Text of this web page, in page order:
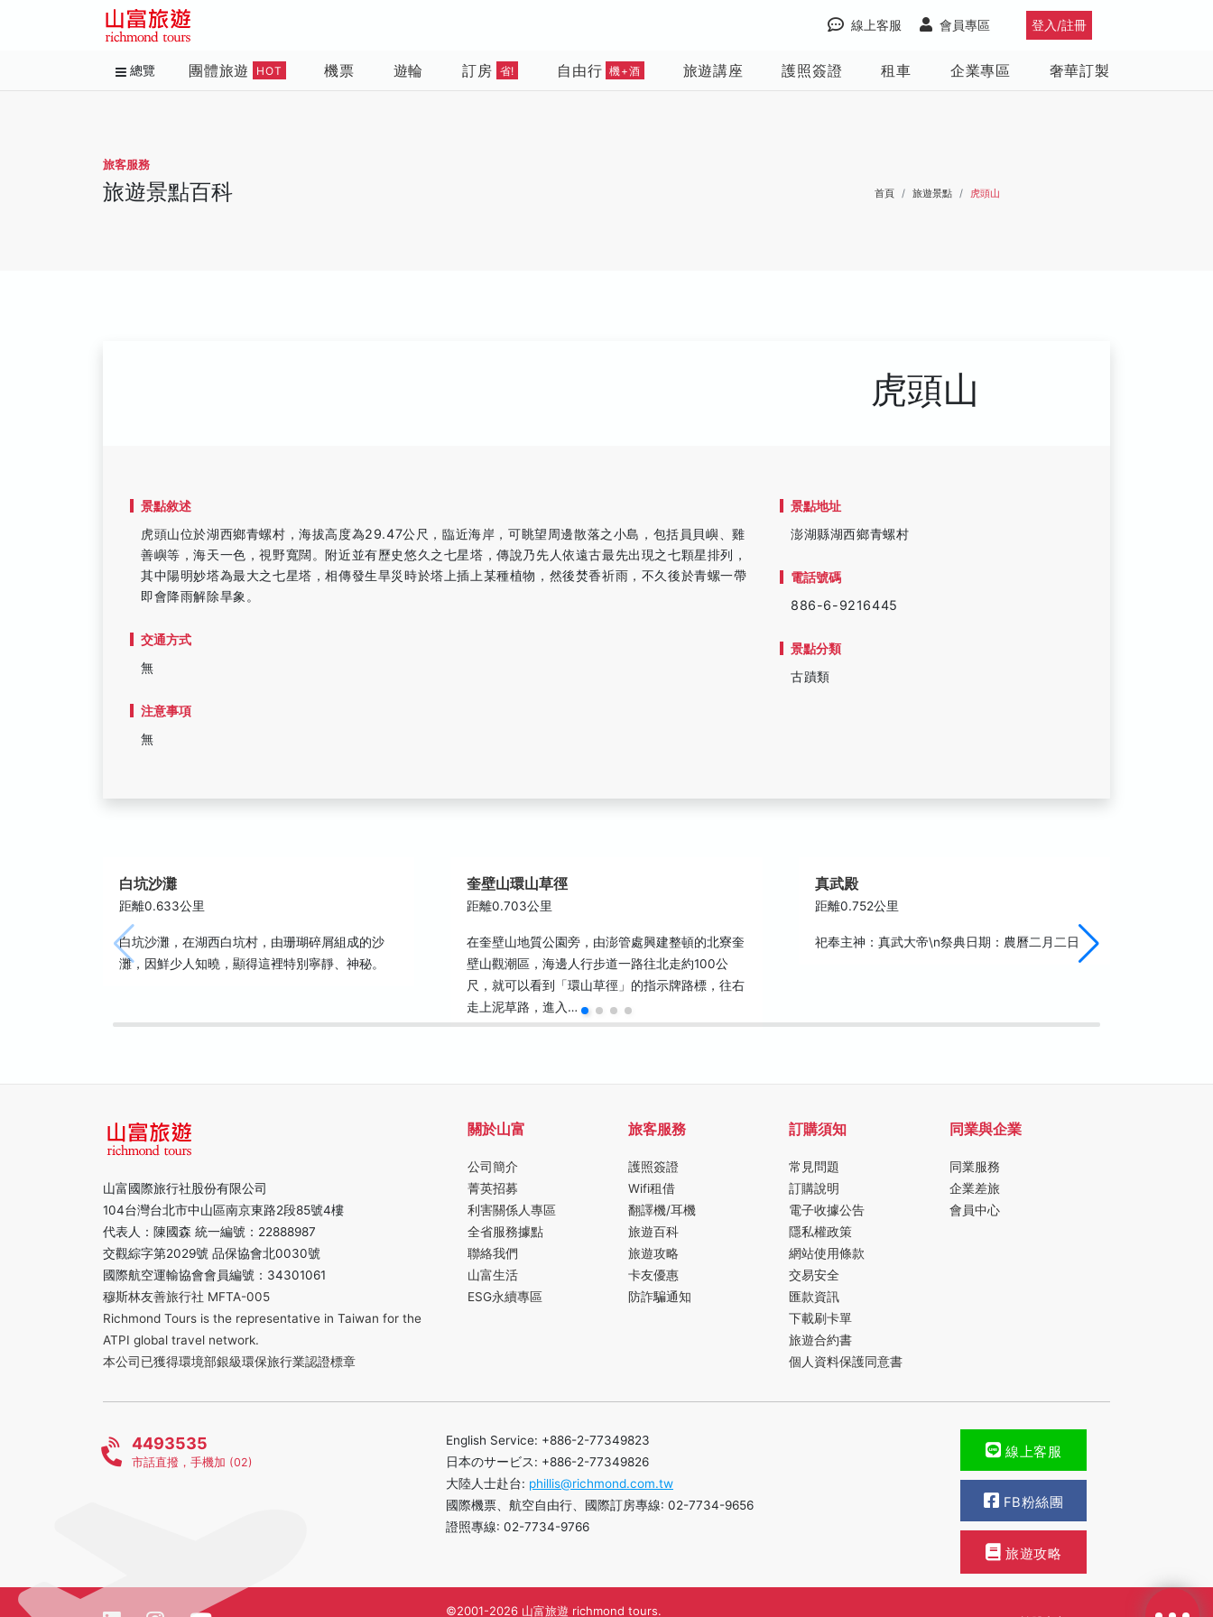
登入/註冊
會員專區
線上客服
總覽 團體旅遊 HOT 機票 遊輪 訂房 省! 自由行 機+酒 旅遊講座 護照簽證 租車 企業專區 奢華訂製
旅客服務
旅遊景點百科 首頁 旅遊景點 虎頭山
虎頭山
景點敘述
虎頭山位於湖西鄉青螺村，海拔高度為29.47公尺，臨近海岸，可眺望周邊散落之小島，包括員貝嶼、雞
善嶼等，海天一色，視野寬闊。附近並有歷史悠久之七星塔，傳說乃先人依遠古最先出現之七顆星排列，
其中陽明妙塔為最大之七星塔，相傳發生旱災時於塔上插上某種植物，然後焚香祈雨，不久後於青螺一帶
即會降雨解除旱象。
交通方式
無
注意事項
無
景點地址
澎湖縣湖西鄉青螺村
電話號碼
886-6-9216445
景點分類
古蹟類
白坑沙灘
距離0.633公里
白坑沙灘，在湖西白坑村，由珊瑚碎屑組成的沙
灘，因鮮少人知曉，顯得這裡特別寧靜、神秘。
奎壁山環山草徑
距離0.703公里
在奎壁山地質公園旁，由澎管處興建整頓的北寮奎
壁山觀潮區，海邊人行步道一路往北走約100公
尺，就可以看到「環山草徑」的指示牌路標，往右
走上泥草路，進入…
真武殿
距離0.752公里
祀奉主神：真武大帝\n祭典日期：農曆二月二日
山富國際旅行社股份有限公司
104台灣台北市中山區南京東路2段85號4樓
代表人：陳國森 統一編號：22888987
交觀綜字第2029號 品保協會北0030號
國際航空運輸協會會員編號：34301061
穆斯林友善旅行社 MFTA-005
Richmond Tours is the representative in Taiwan for the
ATPI global travel network.
本公司已獲得環境部銀級環保旅行業認證標章
關於山富
公司簡介
菁英招募
利害關係人專區
全省服務據點
聯絡我們
山富生活
ESG永續專區
旅客服務
護照簽證
Wifi租借
翻譯機/耳機
旅遊百科
旅遊攻略
卡友優惠
防詐騙通知
訂購須知
常見問題
訂購說明
電子收據公告
隱私權政策
網站使用條款
交易安全
匯款資訊
下載刷卡單
旅遊合約書
個人資料保護同意書
同業與企業
同業服務
企業差旅
會員中心
4493535
市話直撥，手機加 (02)
English Service: +886-2-77349823
日本のサービス: +886-2-77349826
大陸人士赴台: phillis@richmond.com.tw
國際機票、航空自由行、國際訂房專線: 02-7734-9656
證照專線: 02-7734-9766
線上客服
FB粉絲團
旅遊攻略
©2001-2026 山富旅遊 richmond tours.